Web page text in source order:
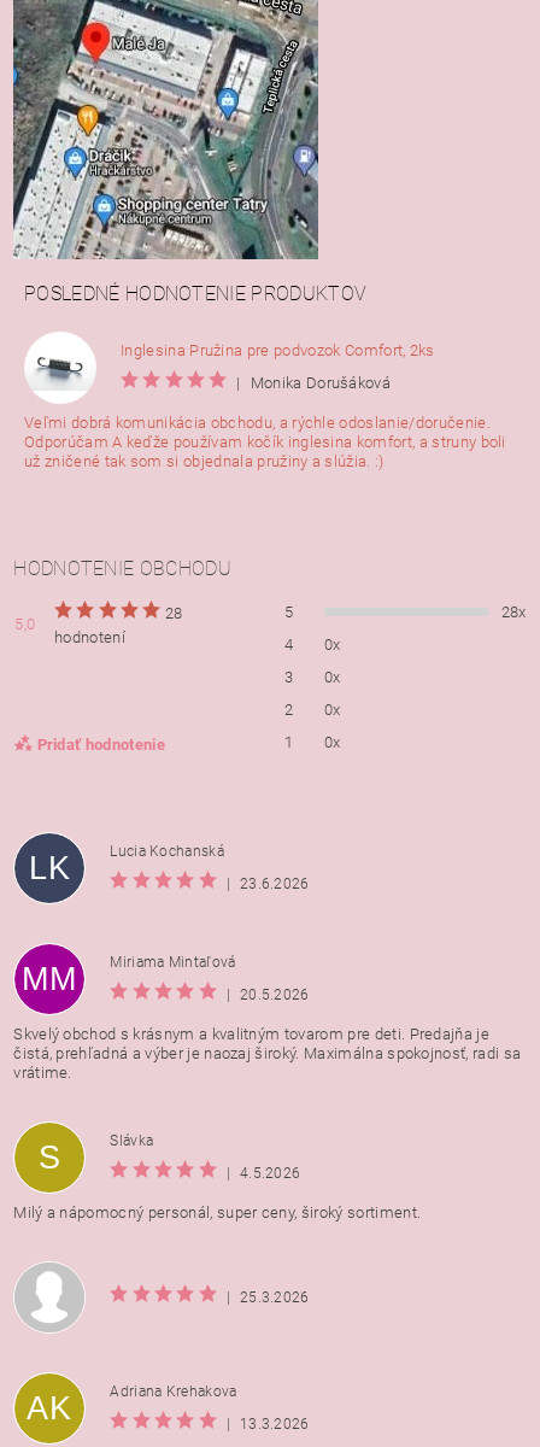
POSLEDNÉ HODNOTENIE PRODUKTOV
Inglesina Pružina pre podvozok Comfort, 2ks
|
Monika Dorušáková
Veľmi dobrá komunikácia obchodu, a rýchle odoslanie/doručenie.
Odporúčam A keďže používam kočík inglesina komfort, a struny boli
už zničené tak som si objednala pružiny a slúžia. :)
HODNOTENIE OBCHODU
5,0
28
hodnotení
Pridať hodnotenie
5
28x
4
0x
3
0x
2
0x
1
0x
Vložením hodnotenie súhlasíte s
osobných údajov
LK
Lucia Kochanská
23.6.2026
MM
Miriama Mintaľová
20.5.2026
Skvelý obchod s krásnym a kvalitným tovarom pre deti. Predajňa je
čistá, prehľadná a výber je naozaj široký. Maximálna spokojnosť, radi sa
vrátime.
S
Slávka
4.5.2026
Milý a nápomocný personál, super ceny, široký sortiment.
25.3.2026
AK
Adriana Krehakova
13.3.2026